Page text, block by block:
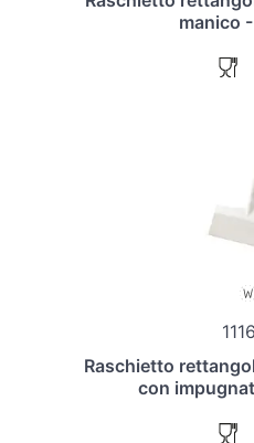
manico
Raschietto
con